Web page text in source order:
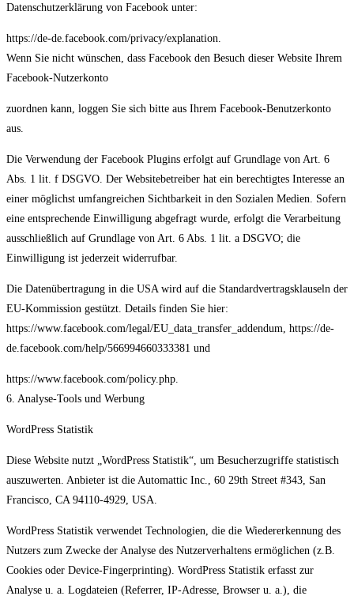
Datenschutzerklärung von Facebook unter:
https://de-de.facebook.com/privacy/explanation.
Wenn Sie nicht wünschen, dass Facebook den Besuch dieser Website Ihrem
Facebook-Nutzerkonto
zuordnen kann, loggen Sie sich bitte aus Ihrem Facebook-Benutzerkonto
aus.
Die Verwendung der Facebook Plugins erfolgt auf Grundlage von Art. 6
Abs. 1 lit. f DSGVO. Der Websitebetreiber hat ein berechtigtes Interesse an
einer möglichst umfangreichen Sichtbarkeit in den Sozialen Medien. Sofern
eine entsprechende Einwilligung abgefragt wurde, erfolgt die Verarbeitung
ausschließlich auf Grundlage von Art. 6 Abs. 1 lit. a DSGVO; die
Einwilligung ist jederzeit widerrufbar.
Die Datenübertragung in die USA wird auf die Standardvertragsklauseln der
EU-Kommission gestützt. Details finden Sie hier:
https://www.facebook.com/legal/EU_data_transfer_addendum, https://de-
de.facebook.com/help/566994660333381 und
https://www.facebook.com/policy.php.
6. Analyse-Tools und Werbung
WordPress Statistik
Diese Website nutzt „WordPress Statistik“, um Besucherzugriffe statistisch
auszuwerten. Anbieter ist die Automattic Inc., 60 29th Street #343, San
Francisco, CA 94110-4929, USA.
WordPress Statistik verwendet Technologien, die die Wiedererkennung des
Nutzers zum Zwecke der Analyse des Nutzerverhaltens ermöglichen (z.B.
Cookies oder Device-Fingerprinting). WordPress Statistik erfasst zur
Analyse u. a. Logdateien (Referrer, IP-Adresse, Browser u. a.), die